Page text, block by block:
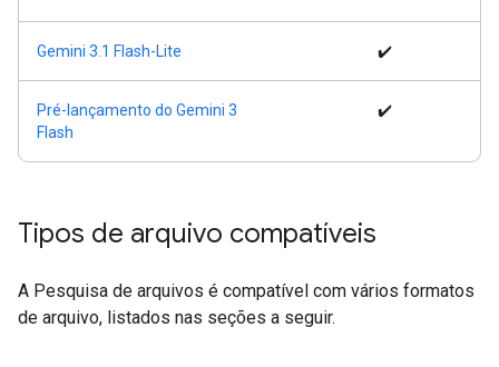
Gemini 3.1 Flash-Lite ✔️
Pré-lançamento do Gemini 3
Flash
✔️
Tipos de arquivo compatíveis
A Pesquisa de arquivos é compatível com vários formatos
de arquivo, listados nas seções a seguir.